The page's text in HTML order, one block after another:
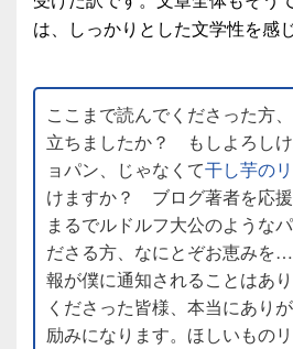
は、しっかりとした文学性を感
ここまで読んでくださった方
立ちましたか？ もしよろし
ョパン、じゃなくて干し芋の
けますか？ ブログ著者を応援
まるでルドルフ大公のような
ださる方、なにとぞお恵み
報が僕に通知されることはあ
くださった皆様、本当にあり
励みになります。ほしいもの